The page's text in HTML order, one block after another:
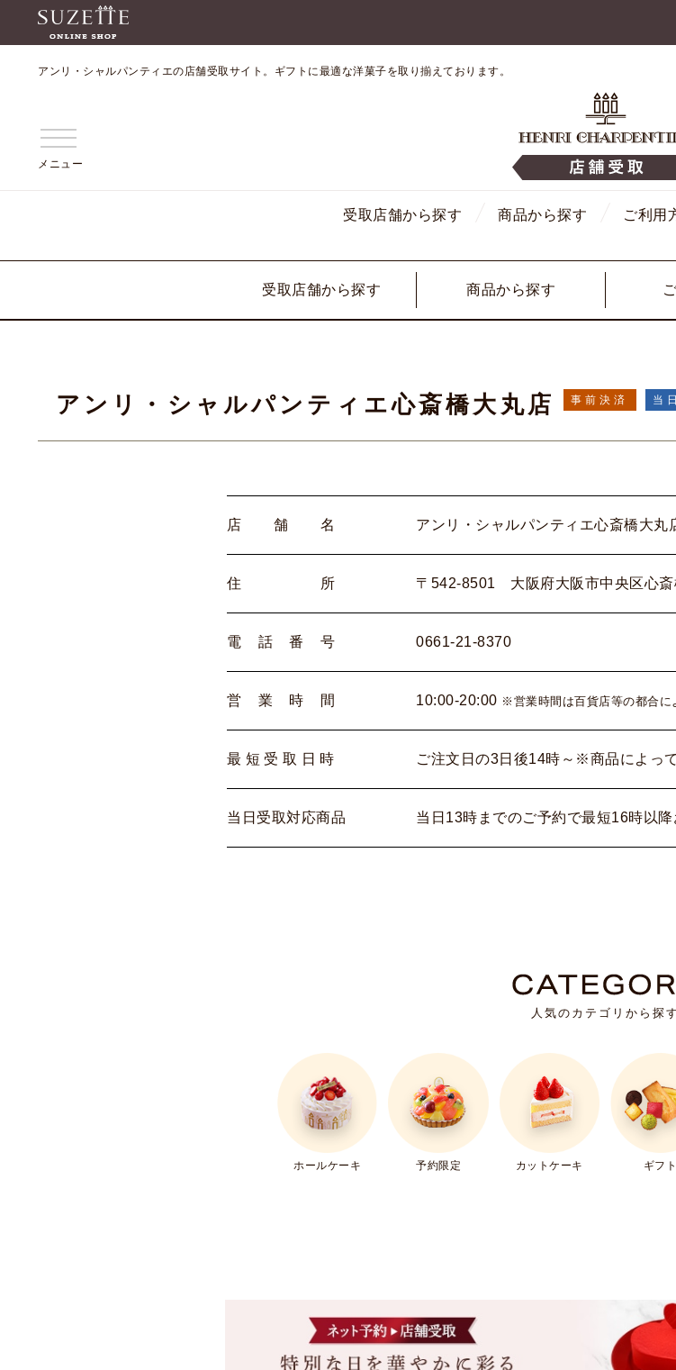
アンリ・シャルパンティエの店舗受取サイト。ギフトに最適な洋菓子を取り揃えております。
メニュー
受取店舗から探す 商品から探す ご利用
受取店舗から探す 商品から探す
アンリ・シャルパンティエ心斎橋大丸店 事前決済 当
店 舗 名 アンリ・シャルパンティエ心斎橋大丸
住 所 〒542-8501 大阪府大阪市中央区心斎
電 話 番 号 0661-21-8370
営 業 時 間 10:00-20:00 ※営業時間は百貨店等の都合に
最 短 受 取 日 時 ご注文日の3日後14時～※商品によっ
当 日 受取対応商品 当日13時までのご予約で最短16時以降
人気のカテゴリから探す
ホールケーキ 予約限定 カットケーキ ギフト